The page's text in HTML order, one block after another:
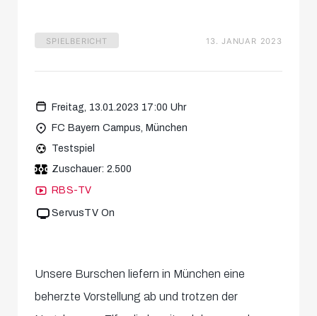
SPIELBERICHT 13. JANUAR 2023
Freitag, 13.01.2023 17:00 Uhr
FC Bayern Campus, München
Testspiel
Zuschauer: 2.500
RBS-TV
ServusTV On
Unsere Burschen liefern in München eine
beherzte Vorstellung ab und trotzen der